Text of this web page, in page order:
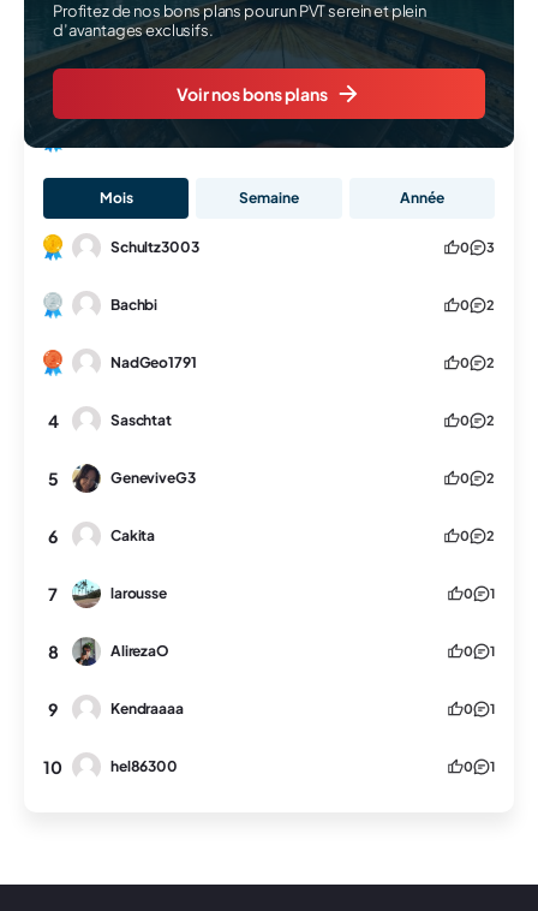
Mois Semaine Année
Schultz3003 0 3
Bachbi 0 2
NadGeo1791 0 2
4 Saschtat 0 2
5 GeneviveG3 0 2
6 Cakita 0 2
7 larousse 0 1
8 AlirezaO 0 1
9 Kendraaaa 0 1
10 hel86300 0 1
Profitez de nos bons plans pour un PVT serein et plein
d’avantages exclusifs.
Voir nos bons plans